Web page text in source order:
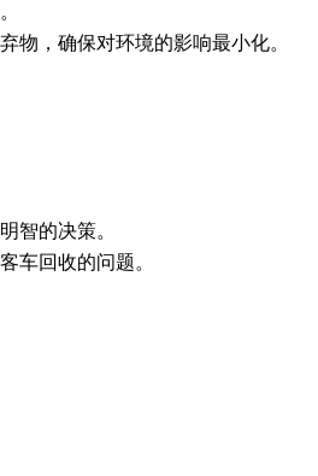
物，确保对环境的影响最小化。
智的决策。
车回收的问题。